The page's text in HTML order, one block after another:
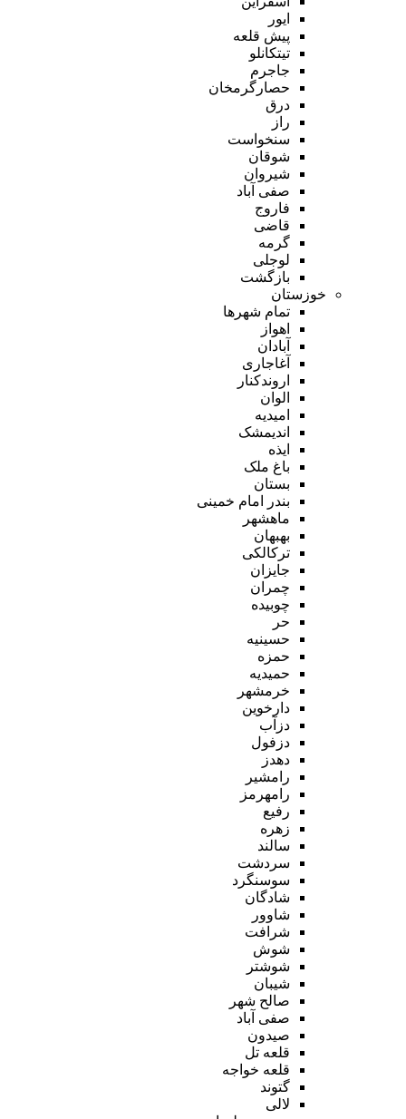
ایور
پیش قلعه
تیتکانلو
جاجرم
حصارگرمخان
درق
راز
سنخواست
شوقان
شیروان
صفی آباد
فاروج
قاضی
گرمه
لوجلی
بازگشت
خوزستان
تمام شهر‌ها
اهواز
آبادان
آغاجاری
اروندکنار
الوان
امیدیه
اندیمشک
ایذه
باغ ملک
بستان
بندر امام خمینی
ماهشهر
بهبهان
ترکالکی
جایزان
چمران
چوبیده
حر
حسینیه
حمزه
حمیدیه
خرمشهر
دارخوین
دزآب
دزفول
دهدز
رامشیر
رامهرمز
رفیع
زهره
سالند
سردشت
سوسنگرد
شادگان
شاوور
شرافت
شوش
شوشتر
شیبان
صالح شهر
صفی آباد
صیدون
قلعه تل
قلعه خواجه
گتوند
لالی